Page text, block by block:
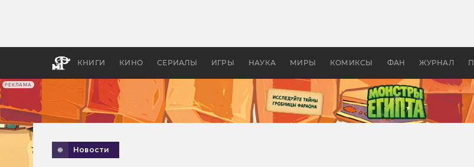
РЕКЛАМА
КНИГИ КИНО СЕРИАЛЫ ИГРЫ НАУКА МИРЫ КОМИКСЫ ФАН ЖУРНАЛ
бы «Властелина колец»
Древней
Новости